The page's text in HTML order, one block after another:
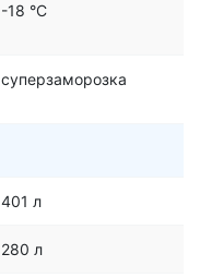
-18 °C
суперзаморозка
401 л
280 л